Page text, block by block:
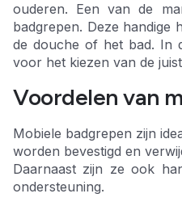
ouderen. Een van de
badgrepen. Deze handige
de douche of het bad. In
voor het kiezen van de
Voordelen van
Mobiele badgrepen zijn
worden bevestigd en
Daarnaast zijn ze ook
ondersteuning.